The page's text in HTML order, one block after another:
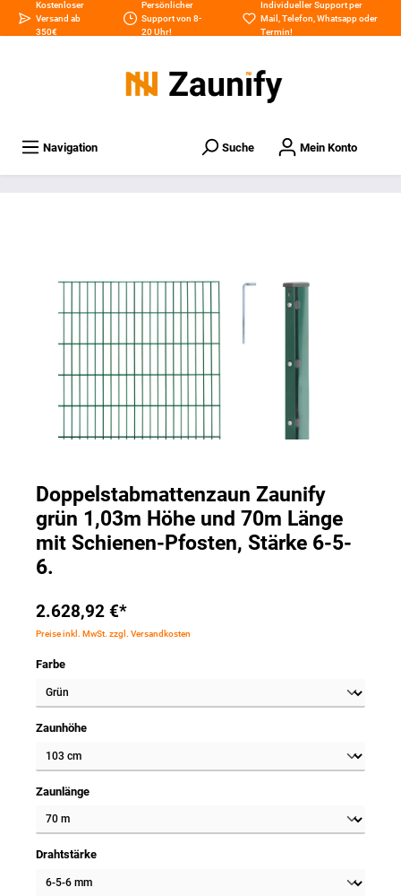
Kostenloser
Versand ab
350€
Persönlicher
Support von 8-
20 Uhr!
Individueller Support per
Mail,Telefon,Whatsappoder
Termin!
Navigation Suche Mein Konto
Doppelstabmattenzaun Zaunify
grün 1,03m Höhe und 70m Länge
mit Schienen-Pfosten, Stärke 6-5-
6.
2.628,92 €*
Preise inkl. MwSt. zzgl. Versandkosten
Farbe
Zaunhöhe
Zaunlänge
Drahtstärke